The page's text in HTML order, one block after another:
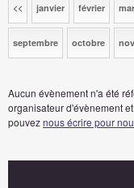
<< janvier février
septembre octobre
Aucun évènement n'a été
organisateur d'évènement
pouveznous écrire pour